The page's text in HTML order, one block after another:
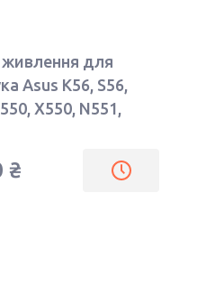
для
Asus K56, S56,
X550, N551,
₴